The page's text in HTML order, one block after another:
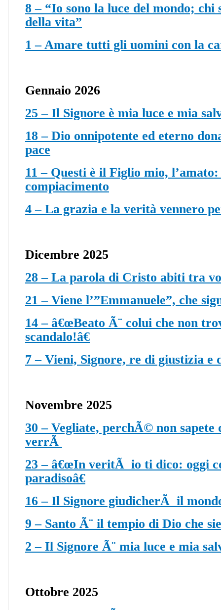
8 – “Io sono la luce del mondo; chi
della vita”
1 – Amare tutti gli uomini con la
Gennaio 2026
25 – Il Signore è mia luce e mia
18 – Dio onnipotente ed eterno
pace
11 – Questi è il Figlio mio,
compiacimento
4 – La grazia e la verità vennero
Dicembre 2025
28 – La parola di Cristo abiti tra
21 – Viene l’”Emmanuele”, che
14 – â€œBeato Ã¨ colui che non
scandalo!â€
7 – Vieni, Signore, re di giustizia e
Novembre 2025
30 – Vegliate, perchÃ© non
verrÃ
23 – â€œIn veritÃ io ti dico: oggi
paradisoâ€
16 – Il Signore giudicherÃ il
9 – Santo Ã¨ il tempio di Dio che
2 – Il Signore Ã¨ mia luce e mia
Ottobre 2025